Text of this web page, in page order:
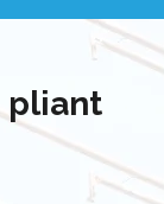
pliant